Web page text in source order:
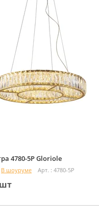
Подвесная люстра 4780-5P Gloriole
В шоуруме Арт. : 4780-5P